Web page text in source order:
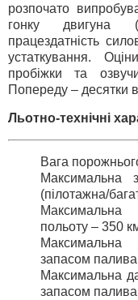
розпочато
гонку двигуна
працездатність
устаткування.
пробіжки та
Попереду – десятки
Льотно-технічні
Вага
Максимальна
(пілотажна/
Максимальна
польоту – 350
Максимальна
запасом
Максимальна
запасом